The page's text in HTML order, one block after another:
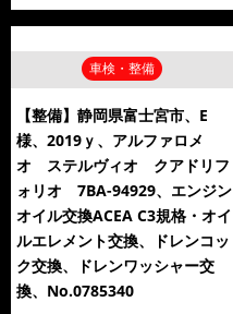
車検・整備
【整備】静岡県富士宮市、E
様、2019ｙ、アルファロメ
オ ステルヴィオ クアドリフ
ォリオ 7BA-94929、エンジン
オイル交換ACEA C3規格・オイ
ルエレメント交換、ドレンコッ
ク交換、ドレンワッシャー交
換、No.0785340